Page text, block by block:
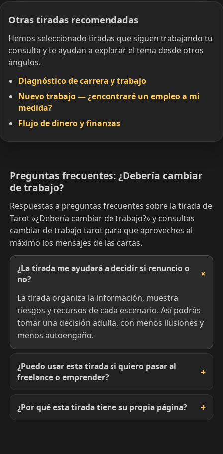
Otras tiradas recomendadas
Hemos seleccionado tiradas que siguen trabajando tu
consulta y te ayudan a explorar el tema desde otros
ángulos.
Diagnóstico de carrera y trabajo
Nuevo trabajo — ¿encontraré un empleo a mi
medida?
Flujo de dinero y finanzas
Preguntas frecuentes: ¿Debería cambiar
de trabajo?
Respuestas a preguntas frecuentes sobre la tirada de
Tarot «¿Debería cambiar de trabajo?» y consultas
cambiar de trabajo tarot para que aproveches al
máximo los mensajes de las cartas.
¿La tirada me ayudará a decidir si renuncio o
no?
La tirada organiza la información, muestra
riesgos y recursos de cada escenario. Así podrás
tomar una decisión adulta, con menos ilusiones y
menos autoengaño.
¿Puedo usar esta tirada si quiero pasar al
freelance o emprender?
¿Por qué esta tirada tiene su propia página?